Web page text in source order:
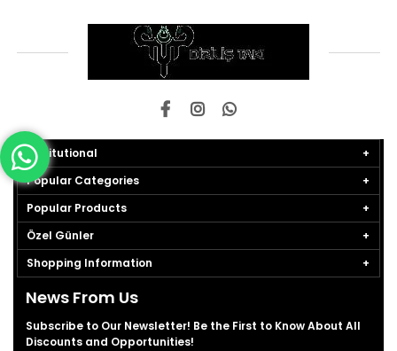
Institutional
Popular Categories
Popular Products
Özel Günler
Shopping Information
News From Us
Subscribe to Our Newsletter! Be the First to Know About All
Discounts and Opportunities!